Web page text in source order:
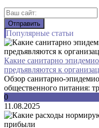
Популярные статьи
Какие санитарно
предъявляются к
Обзор санитарно-
общественного питания:
0
11.08.2025